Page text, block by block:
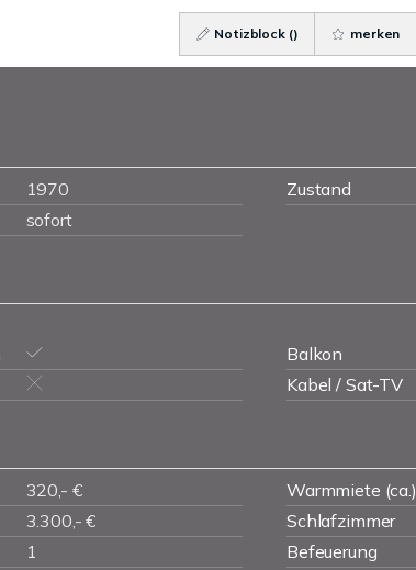
Notizblock () merken
1970 Zustand
sofort
Balkon
Kabel / Sat-TV
320,- € Warmmiete (ca.)
3.300,- € Schlafzimmer
1 Befeuerung